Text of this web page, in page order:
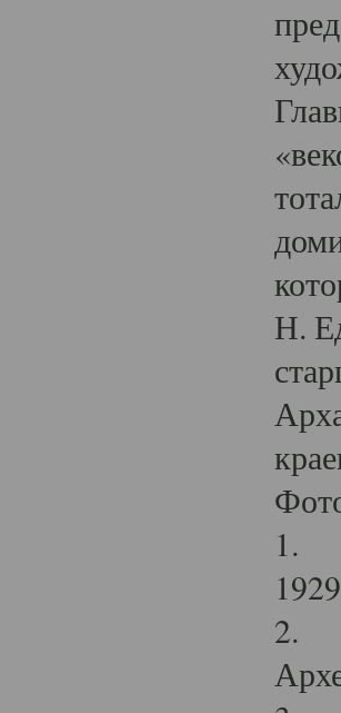
Н.
1.
2.